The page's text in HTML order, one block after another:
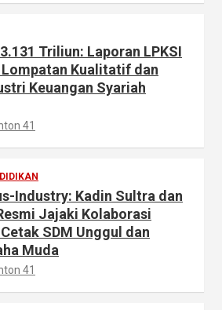
Triliun: Laporan LPKSI
Lompatan Kualitatif dan
Keuangan Syariah
41
Industry: Kadin Sultra dan
Jajaki Kolaborasi
SDM Unggul dan
Muda
41